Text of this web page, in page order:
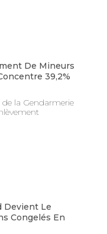
De Mineurs
39,2%
de la Gendarmerie
Devient Le
Congelés En